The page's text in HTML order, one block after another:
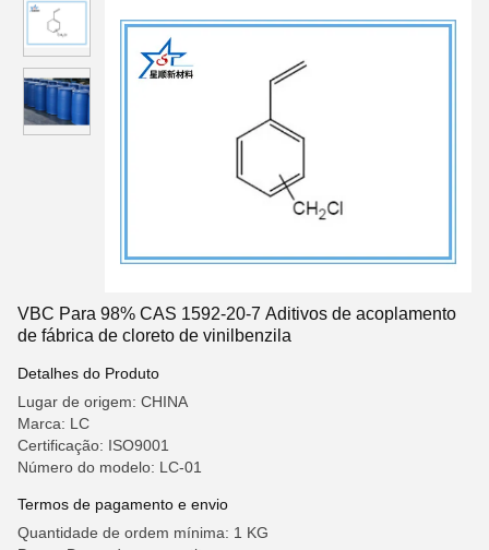
VBC Para 98% CAS 1592-20-7 Aditivos de acoplamento
de fábrica de cloreto de vinilbenzila
Detalhes do Produto
Lugar de origem: CHINA
Marca: LC
Certificação: ISO9001
Número do modelo: LC-01
Termos de pagamento e envio
Quantidade de ordem mínima: 1 KG